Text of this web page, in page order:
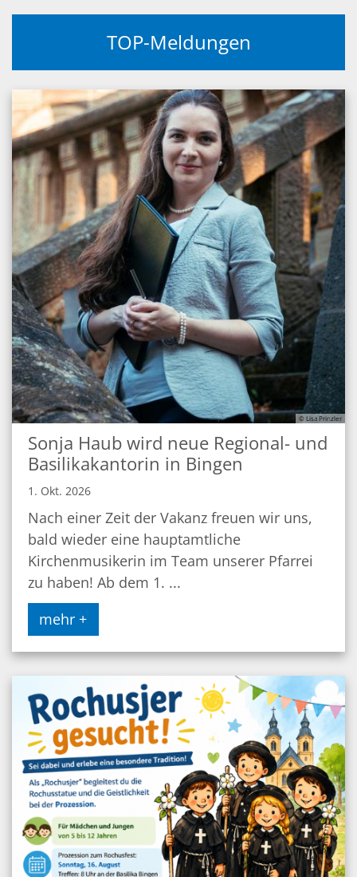
TOP-Meldungen
© Lisa Prinzler
Sonja Haub wird neue Regional- und
Basilikakantorin in Bingen
1. Okt. 2026
Nach einer Zeit der Vakanz freuen wir uns,
bald wieder eine hauptamtliche
Kirchenmusikerin im Team unserer Pfarrei
zu haben! Ab dem 1. ...
mehr +